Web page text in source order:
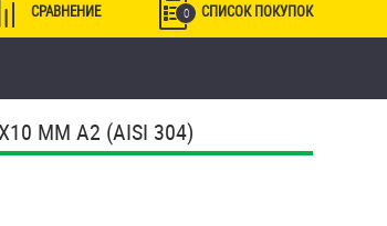
0 СПИСОК ПОКУПОК
СРАВНЕНИЕ
ММ А2 (AISI 304)